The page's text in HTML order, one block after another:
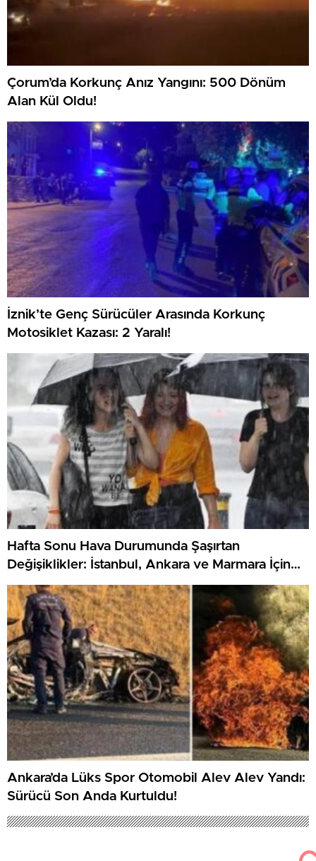
Çorum’da Korkunç Anız Yangını: 500 Dönüm
Alan Kül Oldu!
İznik’te Genç Sürücüler Arasında Korkunç
Motosiklet Kazası: 2 Yaralı!
Hafta Sonu Hava Durumunda Şaşırtan
Değişiklikler: İstanbul, Ankara ve Marmara İçin
Neler Bekleniyor?
Ankara’da Lüks Spor Otomobil Alev Alev Yandı:
Sürücü Son Anda Kurtuldu!